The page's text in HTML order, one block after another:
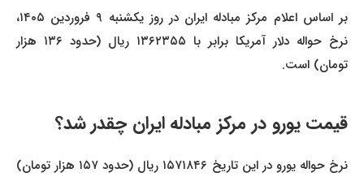
بر اساس اعلام مرکز مبادله ایران در روز یکشنبه ۹ فروردین ۱۴۰۵،
نرخ حواله دلار آمریکا برابر با ۱۳۶۲۳۵۵ ریال (حدود ۱۳۶ هزار
تومان) است.
قیمت یورو در مرکز مبادله ایران چقدر شد؟
نرخ حواله یورو در این تاریخ ۱۵۷۱۸۴۶ ریال (حدود ۱۵۷ هزار تومان)